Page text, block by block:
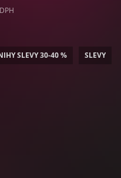
SLEVY 30-40 % SLEVY